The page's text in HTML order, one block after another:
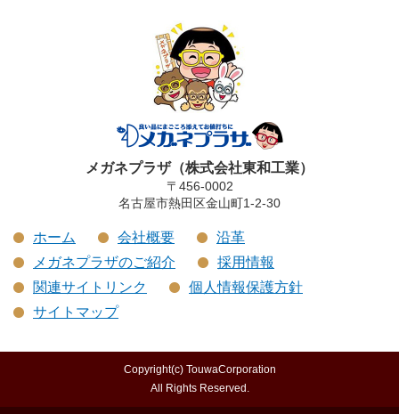
メガネプラザ（株式会社東和工業）
〒456-0002
名古屋市熱田区金山町1-2-30
ホーム 会社概要
沿革
メガネプラザのご紹介
採用情報
関連サイトリンク
個人情報保護方針
サイトマップ
Copyright(c) TouwaCorporation
All Rights Reserved.